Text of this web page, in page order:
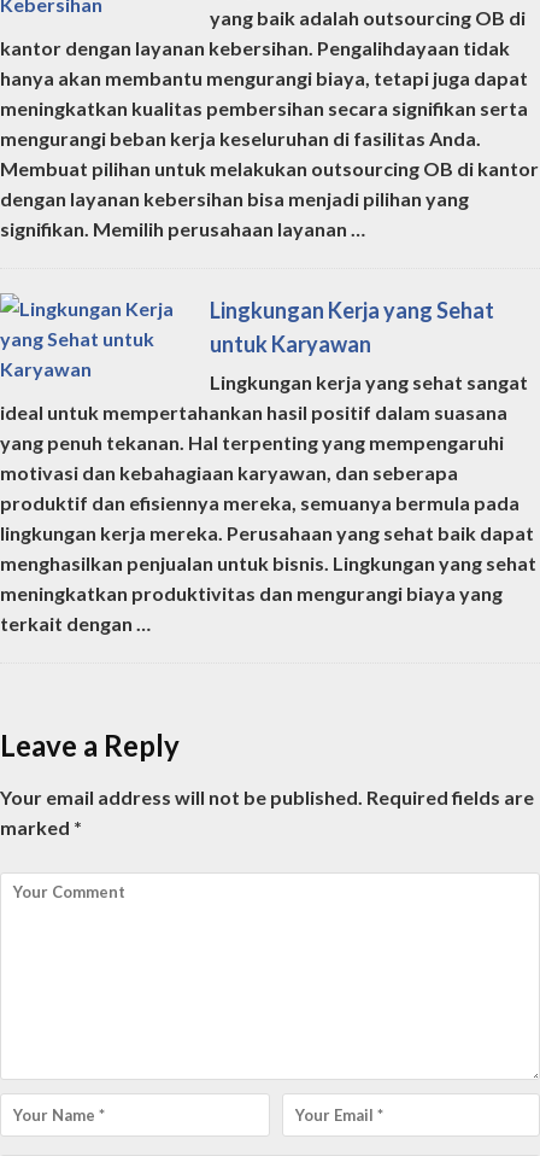
yang baik adalah outsourcing OB di
kantor dengan layanan kebersihan. Pengalihdayaan tidak
hanya akan membantu mengurangi biaya, tetapi juga dapat
meningkatkan kualitas pembersihan secara signifikan serta
mengurangi beban kerja keseluruhan di fasilitas Anda.
Membuat pilihan untuk melakukan outsourcing OB di kantor
dengan layanan kebersihan bisa menjadi pilihan yang
signifikan. Memilih perusahaan layanan …
Lingkungan Kerja yang Sehat
untuk Karyawan
Lingkungan kerja yang sehat sangat
ideal untuk mempertahankan hasil positif dalam suasana
yang penuh tekanan. Hal terpenting yang mempengaruhi
motivasi dan kebahagiaan karyawan, dan seberapa
produktif dan efisiennya mereka, semuanya bermula pada
lingkungan kerja mereka. Perusahaan yang sehat baik dapat
menghasilkan penjualan untuk bisnis. Lingkungan yang sehat
meningkatkan produktivitas dan mengurangi biaya yang
terkait dengan …
Leave a Reply
Your email address will not be published. Required fields are
marked *